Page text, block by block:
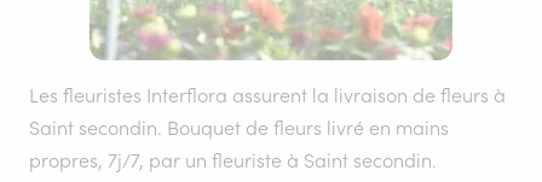
Les fleuristes Interflora assurent la livraison de fleurs à
Saint secondin. Bouquet de fleurs livré en mains
propres, 7j/7, par un fleuriste à Saint secondin.